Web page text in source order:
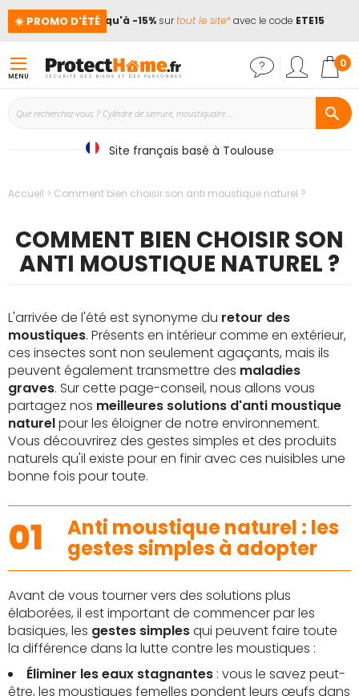
☀️ PROMO D'ÉTÉ
📢Jusqu'à -15%surtout le site*avec le codeETE15
MENU
0
Site français basé à Toulouse
Accueil Comment bien choisir son anti moustique naturel ?
COMMENT BIEN CHOISIR SON
ANTI MOUSTIQUE NATUREL ?
L'arrivée de l'été est synonyme du retour des
moustiques. Présents en intérieur comme en extérieur,
ces insectes sont non seulement agaçants, mais ils
peuvent également transmettre des maladies
graves. Sur cette page-conseil, nous allons vous
partagez nos meilleures solutions d'anti moustique
naturelpour les éloigner de notre environnement.
Vous découvrirez des gestes simples et des produits
naturels qu'il existe pour en finir avec ces nuisibles une
bonne fois pour toute.
01 Anti moustique naturel : les
gestes simples à adopter
Avant de vous tourner vers des solutions plus
élaborées, il est important de commencer par les
basiques, les gestes simplesqui peuvent faire toute
la différence dans la lutte contre les moustiques :
Éliminer les eaux stagnantes : vous le savez peut-
être, les moustiques femelles pondent leurs œufs dans